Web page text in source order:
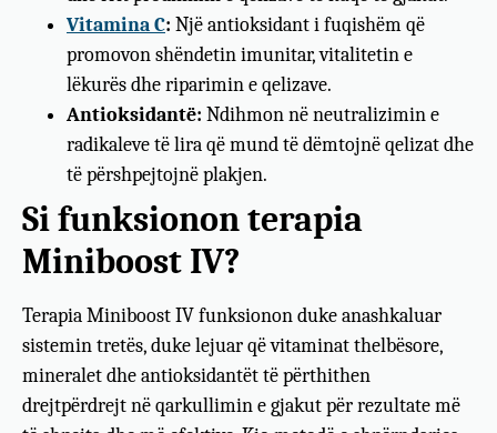
Vitamina C: Një antioksidant i fuqishëm që
promovon shëndetin imunitar, vitalitetin e
lëkurës dhe riparimin e qelizave.
Antioksidantë: Ndihmon në neutralizimin e
radikaleve të lira që mund të dëmtojnë qelizat dhe
të përshpejtojnë plakjen.
Si funksionon terapia
Miniboost IV?
Terapia Miniboost IV funksionon duke anashkaluar
sistemin tretës, duke lejuar që vitaminat thelbësore,
mineralet dhe antioksidantët të përthithen
drejtpërdrejt në qarkullimin e gjakut për rezultate më